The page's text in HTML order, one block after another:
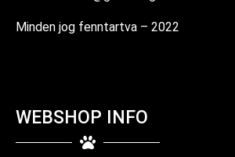
Minden jog fenntartva – 2022
WEBSHOP INFO